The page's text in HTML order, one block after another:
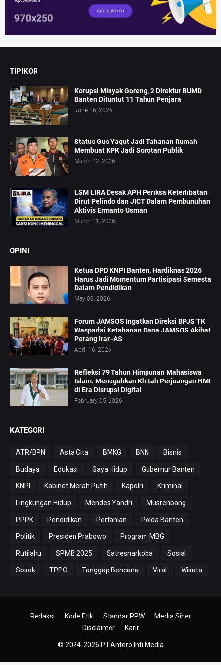
TIPIKOR
Korupsi Minyak Goreng, 2 Direktur BUMD
Banten Dituntut 11 Tahun Penjara
June 16, 2026
Status Gus Yaqut Jadi Tahanan Rumah
Membuat KPK Jadi Sorotan Publik
March 22, 2026
LSM LIRA Desak APH Periksa Keterlibatan
Dirut Pelindo dan JICT Dalam Pembunuhan
Aktivis Ermanto Usman
March 11, 2026
OPINI
Ketua DPD KNPI Banten, Hardiknas 2026
Harus Jadi Momentum Partisipasi Semesta
Dalam Pendidikan
May 03, 2026
Forum JAMSOS Ingatkan Direksi BPJS TK
Waspadai Ketahanan Dana JAMSOS Akibat
Perang Iran-AS
April 16, 2026
Refleksi 79 Tahun Himpunan Mahasiswa
Islam: Meneguhkan Khitah Perjuangan HMI
di Era Disrupsi Digital
February 05, 2026
KATEGORI
ATR/BPN Asta Cita BMKG BNN Bisnis
Budaya Edukasi Gaya Hidup Gubernur Banten
KNPI Kabinet Merah Putih Kapolri Kriminal
Lingkungan Hidup Mendes Yandri Musrenbang
PPPK Pendidikan Pertanian Polda Banten
Politik Presiden Prabowo Program MBG
Rutilahu SPMB 2025 Satresnarkoba Sosial
Sosok TPPO Tanggap Bencana Viral Wisata
© 2024-2026 PT.Antero Inti Media
Redaksi Kode Etik Standar PPW
Media Siber
Disclaimer
Karir